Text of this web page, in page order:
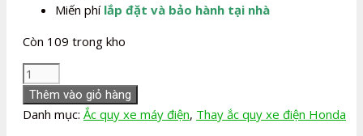
Miến phí lắp đặt và bảo hành tại nhà
Còn 109 trong kho
Thay
Ắc
quy
Thêm vào giỏ hàng
Danh mục: Ắc quy xe máy điện, Thay ắc quy xe điện Honda